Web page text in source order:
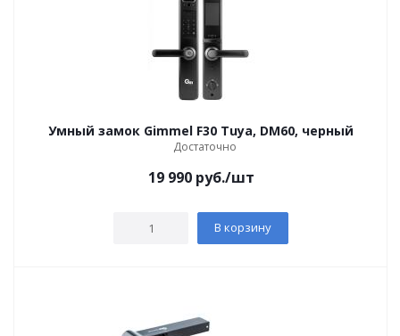
Умный замок Gimmel F30 Tuya, DM60, черный
Достаточно
19 990руб./шт
В корзину